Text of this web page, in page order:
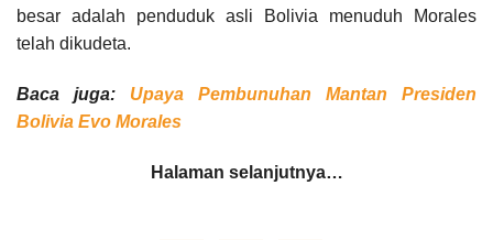
besar adalah penduduk asli Bolivia menuduh Morales
telah dikudeta.
Baca juga: Upaya Pembunuhan Mantan Presiden
Bolivia Evo Morales
Halaman selanjutnya…